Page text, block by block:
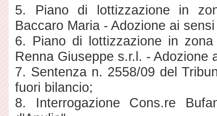
5. Piano di lottizzazione in
Baccaro Maria - Adozione ai
6. Piano di lottizzazione in
Renna Giuseppe s.r.l. -
7. Sentenza n. 2558/09 del
fuori bilancio;
8. Interrogazione Cons.re